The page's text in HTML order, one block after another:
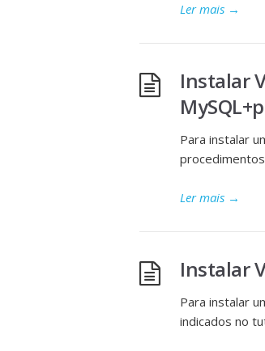
Ler mais →
Instalar
Para instalar
Ler mais →
Instalar
Para instalar
indicados no